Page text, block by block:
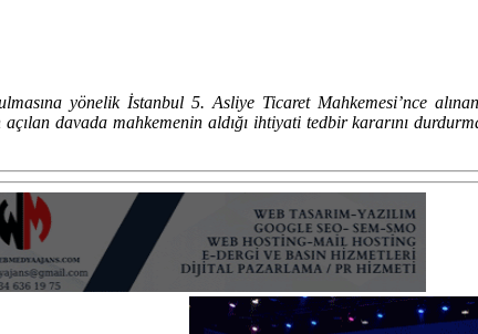
yönelik İstanbul 5. Asliye Ticaret Mahkemesi’nce
davada mahkemenin aldığı ihtiyati tedbir kararını